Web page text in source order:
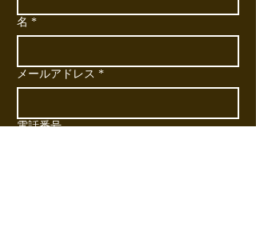
名 *
メールアドレス *
電話番号